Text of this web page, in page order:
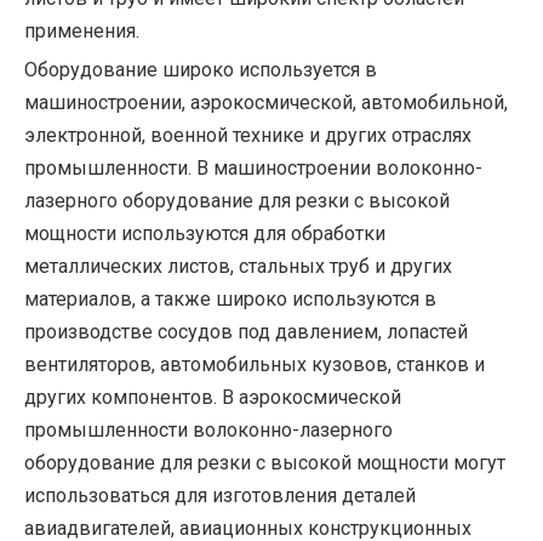
применения.
Оборудование широко используется в
машиностроении, аэрокосмической, автомобильной,
электронной, военной технике и других отраслях
промышленности. В машиностроении волоконно-
лазерного оборудование для резки с высокой
мощности используются для обработки
металлических листов, стальных труб и других
материалов, а также широко используются в
производстве сосудов под давлением, лопастей
вентиляторов, автомобильных кузовов, станков и
других компонентов. В аэрокосмической
промышленности волоконно-лазерного
оборудование для резки с высокой мощности могут
использоваться для изготовления деталей
авиадвигателей, авиационных конструкционных